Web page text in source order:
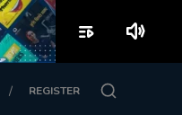
/ REGISTER
playlist_play volume_up